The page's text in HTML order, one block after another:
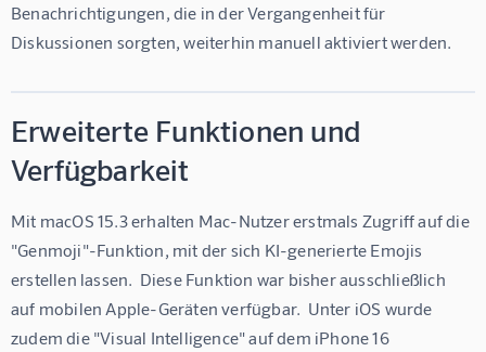
Benachrichtigungen, die in der Vergangenheit für
Diskussionen sorgten, weiterhin manuell aktiviert werden.
Erweiterte Funktionen und
Verfügbarkeit
Mit macOS 15.3 erhalten Mac-Nutzer erstmals Zugriff auf die
"Genmoji"-Funktion, mit der sich KI-generierte Emojis
erstellen lassen.  Diese Funktion war bisher ausschließlich
auf mobilen Apple-Geräten verfügbar.  Unter iOS wurde
zudem die "Visual Intelligence" auf dem iPhone 16